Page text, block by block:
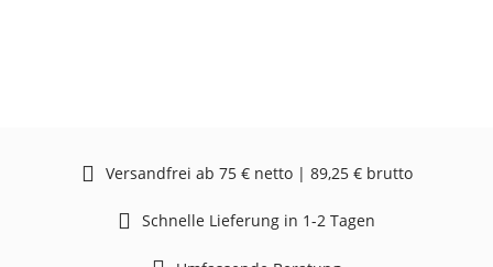
Versandfrei ab 75 € netto | 89,25 € brutto
Schnelle Lieferung in 1-2 Tagen